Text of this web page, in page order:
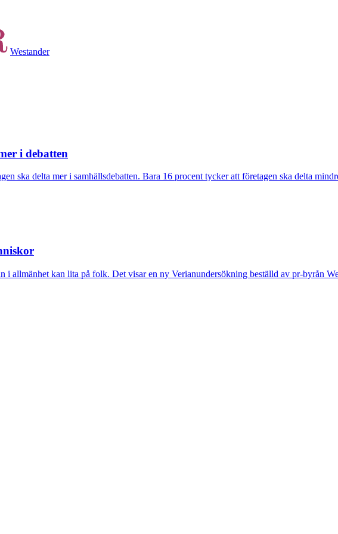
Westander
i debatten
ska delta mer i samhällsdebatten. Bara 16 procent tycker att företagen ska delta
i allmänhet kan lita på folk. Det visar en ny Verianundersökning beställd av pr-byrån